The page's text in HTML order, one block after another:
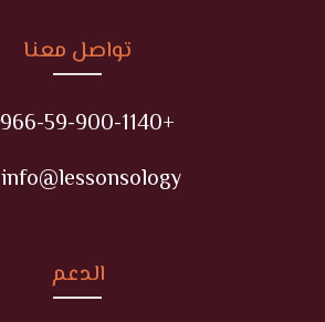
تواصل معنا
+966-59-900-1140
info@lessonsology
الدعم